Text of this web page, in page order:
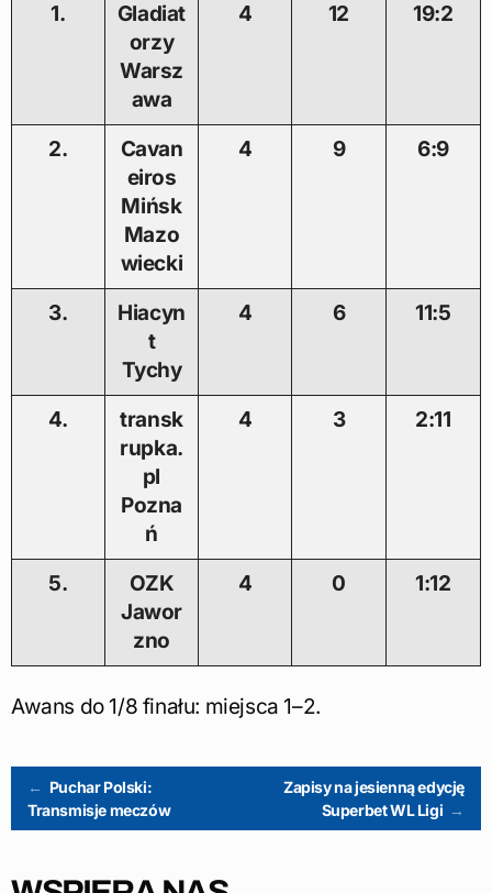
1.
Gladiat
orzy
Warsz
awa
4 12 19:2
2.
Cavan
eiros
Mińsk
Mazo
wiecki
4 9 6:9
3.
Hiacyn
t
Tychy
4 6 11:5
4.
transk
rupka.
pl
Pozna
ń
4 3 2:11
5.
OZK
Jawor
zno
4 0 1:12
Awans do 1/8 finału: miejsca 1–2.
Post
← Puchar Polski:
Transmisje meczów
Zapisy na jesienną edycję
Superbet WL Ligi →